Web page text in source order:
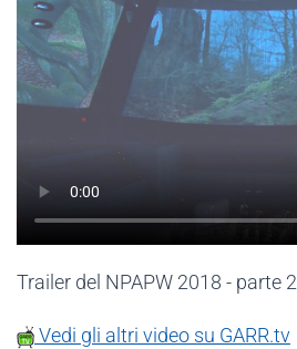
Trailer del NPAPW 2018 - parte 2
Vedi gli altri video su GARR.tv